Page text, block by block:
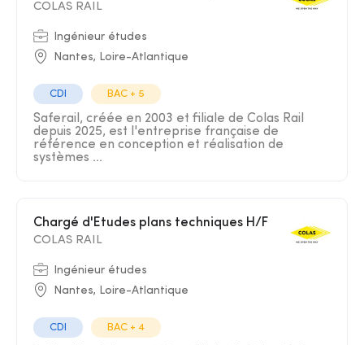
COLAS RAIL
Ingénieur études
Nantes, Loire-Atlantique
CDI BAC + 5
Saferail, créée en 2003 et filiale de Colas Rail
depuis 2025, est l'entreprise française de
référence en conception et réalisation de
systèmes ...
Chargé d'Etudes plans techniques H/F
COLAS RAIL
Ingénieur études
Nantes, Loire-Atlantique
CDI BAC + 4